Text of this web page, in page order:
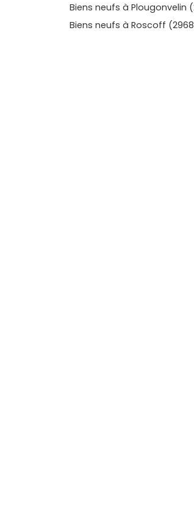
rangements optimisés,
performances thermiques
personnaliser certains
Biens neufs à Plougonvelin
Biens neufs à Roscoff